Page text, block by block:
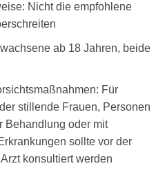
Nicht die empfohlene
ab 18 Jahren, beide
Für
stillende Frauen, Personen
Behandlung oder mit
sollte vor der
konsultiert werden